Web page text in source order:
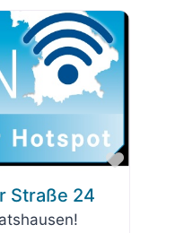
Favorit
Straße 24